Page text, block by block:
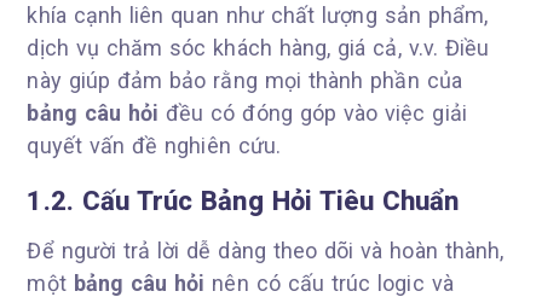
khía cạnh liên quan như chất lượng sản phẩm,
dịch vụ chăm sóc khách hàng, giá cả, v.v. Điều
này giúp đảm bảo rằng mọi thành phần của
bảng câu hỏi đều có đóng góp vào việc giải
quyết vấn đề nghiên cứu.
1.2. Cấu Trúc Bảng Hỏi Tiêu Chuẩn
Để người trả lời dễ dàng theo dõi và hoàn thành,
một bảng câu hỏi nên có cấu trúc logic và